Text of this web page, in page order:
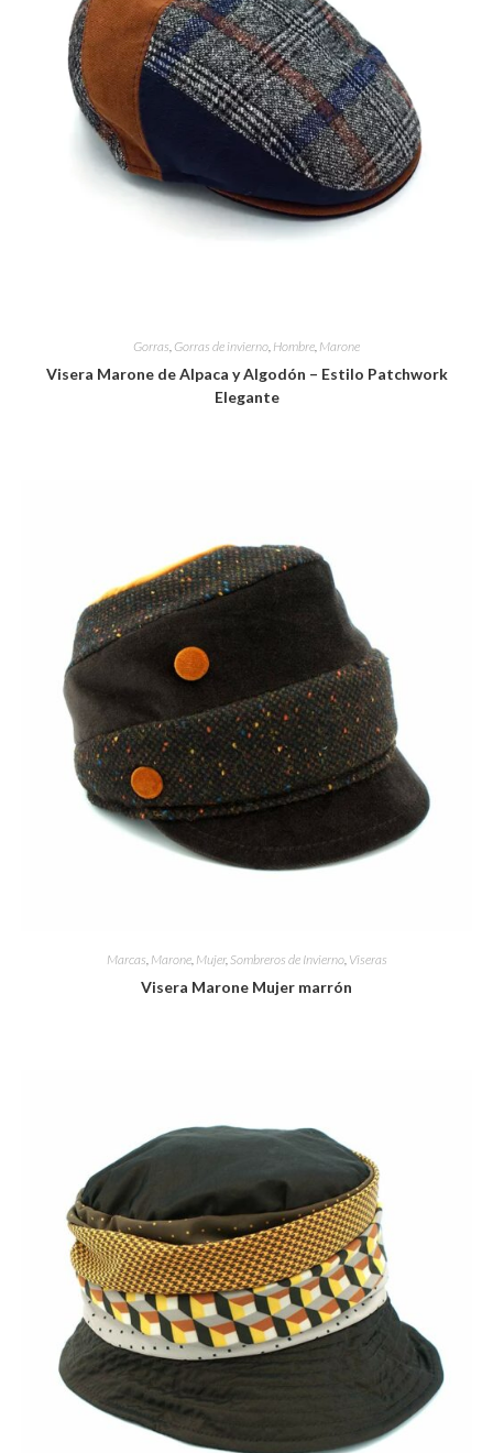
Gorras, Gorras de invierno, Hombre, Marone
Visera Marone de Alpaca y Algodón – Estilo Patchwork
Elegante
Marcas, Marone, Mujer, Sombreros de Invierno, Viseras
Visera Marone Mujer marrón